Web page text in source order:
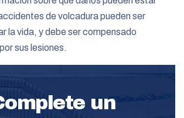
de volcadura pueden ser
la vida, y debe ser compensado
sus lesiones.
un